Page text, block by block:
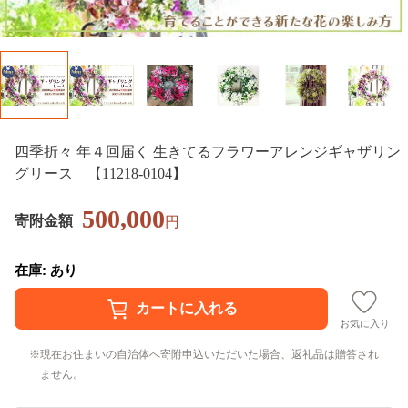
四季折々 年４回届く 生きてるフラワーアレンジギャザリン
グリース 【11218-0104】
寄附金額 500,000円
在庫: あり
お気に入り
現在お住まいの自治体へ寄附申込いただいた場合、返礼品は贈答され
ません。